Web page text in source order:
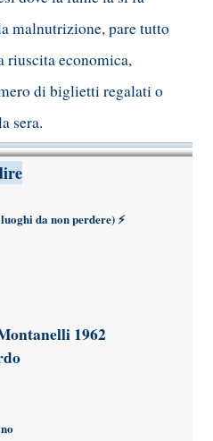
malnutrizione, pare tutto
riuscita economica,
di biglietti regalati o
sera.
da non perdere)⚡
1962